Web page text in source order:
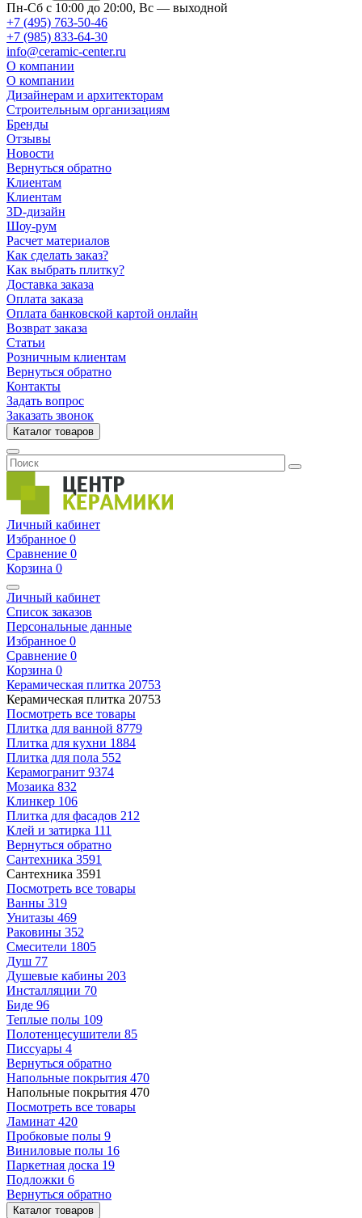
Пн-Сб с 10:00 до 20:00, Вс — выходной
+7 (495) 763-50-46
+7 (985) 833-64-30
info@ceramic-center.ru
О компании
О компании
Дизайнерам и архитекторам
Строительным организациям
Бренды
Отзывы
Новости
Вернуться обратно
Клиентам
Клиентам
3D-дизайн
Шоу-рум
Расчет материалов
Как сделать заказ?
Как выбрать плитку?
Доставка заказа
Оплата заказа
Оплата банковской картой онлайн
Возврат заказа
Статьи
Розничным клиентам
Вернуться обратно
Контакты
Задать вопрос
Заказать звонок
Каталог товаров
Личный кабинет
Избранное 0
Сравнение 0
Корзина 0
Личный кабинет
Список заказов
Персональные данные
Избранное 0
Сравнение 0
Корзина 0
Керамическая плитка 20753
Керамическая плитка 20753
Посмотреть все товары
Плитка для ванной 8779
Плитка для кухни 1884
Плитка для пола 552
Керамогранит 9374
Мозаика 832
Клинкер 106
Плитка для фасадов 212
Клей и затирка 111
Вернуться обратно
Сантехника 3591
Сантехника 3591
Посмотреть все товары
Ванны 319
Унитазы 469
Раковины 352
Смесители 1805
Душ 77
Душевые кабины 203
Инсталляции 70
Биде 96
Теплые полы 109
Полотенцесушители 85
Писсуары 4
Вернуться обратно
Напольные покрытия 470
Напольные покрытия 470
Посмотреть все товары
Ламинат 420
Пробковые полы 9
Виниловые полы 16
Паркетная доска 19
Подложки 6
Вернуться обратно
Каталог товаров